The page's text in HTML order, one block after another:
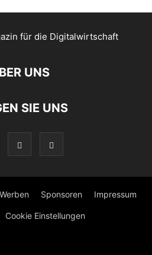
UNS
SIE UNS
Werben Sponsoren Impressum
Cookie Einstellungen